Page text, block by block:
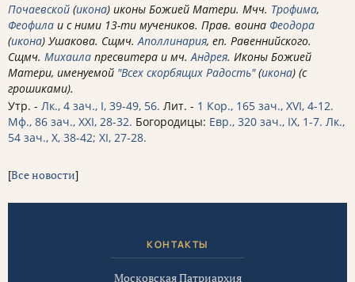
Почаевской (икона) иконы Божией Матери. Мчч. Трофима,
Феофила и с ними 13-ти мучеников. Прав. воина Феодора
(икона) Ушакова. Сщмч.Аполлинария, еп. Равеннийского.
Сщмч. Михаила пресвитера и мч.Андрея. Иконы Божией
Матери, именуемой "Всех скорбящих Радость"(икона) (с
грошиками).
Утр. - Лк., 4 зач., I, 39-49, 56. Лит. - 1 Кор., 165 зач., XVI, 4-12.
Мф., 86 зач., XXI, 28-32. Богородицы: Евр., 320 зач., IX, 1-7. Лк.,
54 зач., X, 38-42; XI, 27-28.
[Все новости]
КОНТАКТЫ
Московская Патриархия